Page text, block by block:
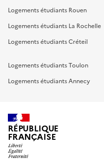
Logements étudiants Rouen
Logements étudiants La Rochelle
Logements étudiants Créteil
Logements étudiants Toulon
Logements étudiants Annecy
RÉPUBLIQUE
FRANÇAISE